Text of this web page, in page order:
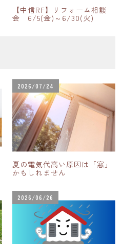
【中信RF】リフォーム相談
会 6/5(金)～6/30(火)
2026/07/24
夏の電気代高い原因は「窓」
かもしれません
2026/06/26